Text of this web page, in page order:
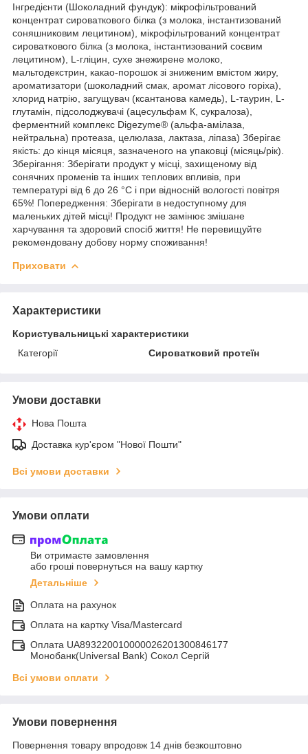
Інгредієнти (Шоколадний фундук): мікрофільтрований
концентрат сироваткового білка (з молока, інстантизований
соняшниковим лецитином), мікрофільтрований концентрат
сироваткового білка (з молока, інстантизований соєвим
лецитином), L-гліцин, сухе знежирене молоко,
мальтодекстрин, какао-порошок зі зниженим вмістом жиру,
ароматизатори (шоколадний смак, аромат лісового горіха),
хлорид натрію, загущувач (ксантанова камедь), L-таурин, L-
глутамін, підсолоджувачі (ацесульфам К, сукралоза),
ферментний комплекс Digezyme® (альфа-амілаза,
нейтральна) протеаза, целюлаза, лактаза, ліпаза) Зберігає
якість: до кінця місяця, зазначеного на упаковці (місяць/рік).
Зберігання: Зберігати продукт у місці, захищеному від
сонячних променів та інших теплових впливів, при
температурі від 6 до 26 °C і при відносній вологості повітря
65%! Попередження: Зберігати в недоступному для
маленьких дітей місці! Продукт не замінює змішане
харчування та здоровий спосіб життя! Не перевищуйте
рекомендовану добову норму споживання!
Приховати
Характеристики
Користувальницькі характеристики
Категорії
Сироватковий протеїн
Умови доставки
Нова Пошта
Доставка кур'єром "Нової Пошти"
Всі умови доставки
Умови оплати
Ви отримаєте замовлення
або гроші повернуться на вашу картку
Детальніше
Оплата на рахунок
Оплата на картку Visa/Mastercard
Оплата UA893220010000026201300846177
Монобанк(Universal Bank) Сокол Сергій
Всі умови оплати
Умови повернення
Повернення товару впродовж 14 днів безкоштовно